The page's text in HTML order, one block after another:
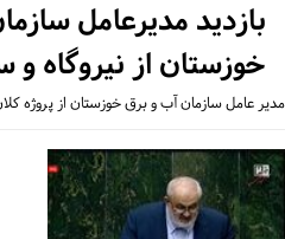
بازدید مدیرعامل
خوزستان از نیروگاه و
عامل سازمان آب و برق خوزستان از پروژه کلان بهینه‌سازی واحد ۵